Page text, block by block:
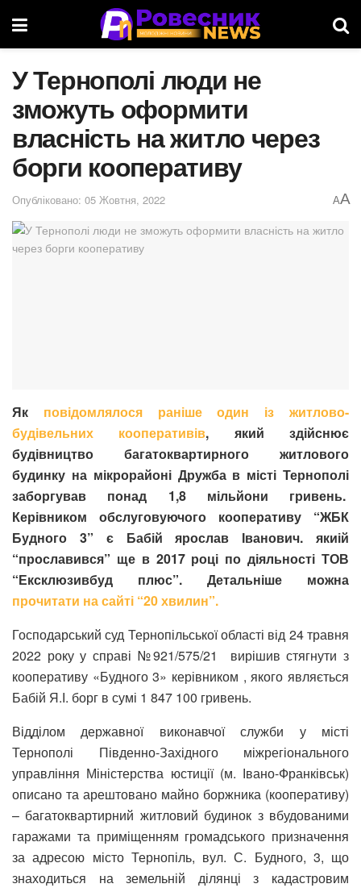
У Тернополі люди не
зможуть оформити
власність на житло через
борги кооперативу
Опубліковано: 05 Жовтня, 2022 AA
Як повідомлялося раніше один із житлово-
будівельних кооперативів, який здійснює
будівництво багатоквартирного житлового
будинку на мікрорайоні Дружба в місті Тернополі
заборгував понад 1,8 мільйони гривень.
Керівником обслуговуючого кооперативу “ЖБК
Будного 3” є Бабій ярослав Іванович. якиій
“прославився” ще в 2017 році по діяльності ТОВ
“Ексклюзивбуд плюс”. Детальніше можна
прочитати на сайті “20 хвилин”.
Господарський суд Тернопільської області від 24 травня
2022 року у справі №921/575/21 вирішив стягнути з
кооперативу «Будного 3» керівником , якого являється
Бабій Я.І. борг в сумі 1 847 100 гривень.
Відділом державної виконавчої служби у місті
Тернополі Південно-Західного міжрегіонального
управління Міністерства юстиції (м. Івано-Франківськ)
описано та арештовано майно боржника (кооперативу)
– багатоквартирний житловий будинок з вбудованими
гаражами та приміщенням громадського призначення
за адресою місто Тернопіль, вул. С. Будного, 3, що
знаходиться на земельній ділянці з кадастровим